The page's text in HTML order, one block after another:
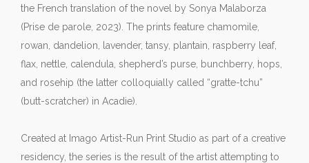
the French translation of the novel by Sonya Malaborza
(Prise de parole, 2023). The prints feature chamomile,
rowan, dandelion, lavender, tansy, plantain, raspberry leaf,
flax, nettle, calendula, shepherd’s purse, bunchberry, hops,
and rosehip (the latter colloquially called “gratte-tchu”
(butt-scratcher) in Acadie).
Created at Imago Artist-Run Print Studio as part of a creative
residency, the series is the result of the artist attempting to